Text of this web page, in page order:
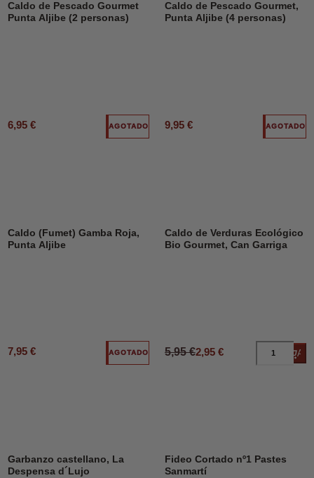
Caldo de Pescado Gourmet
Punta Aljibe (2 personas)
6,95 € AGOTADO
Caldo de Pescado Gourmet,
Punta Aljibe (4 personas)
9,95 € AGOTADO
Caldo (Fumet) Gamba Roja,
Punta Aljibe
7,95 € AGOTADO
DESCUENTO50%
Caldo de Verduras Ecológico
Bio Gourmet, Can Garriga
5,95 €2,95 €
Garbanzo castellano, La
Despensa d´Lujo
Fideo Cortado nº1 Pastes
Sanmartí